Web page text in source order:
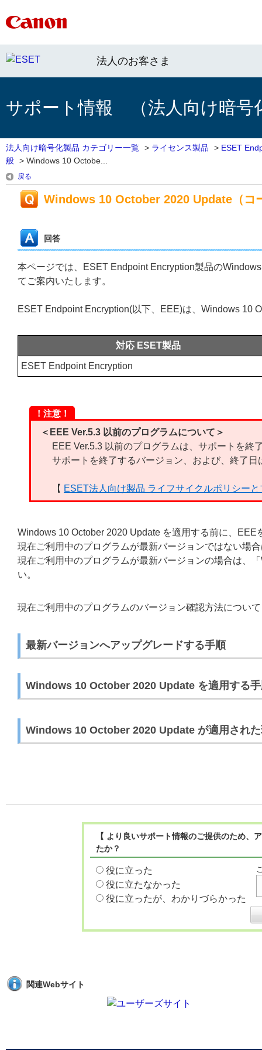
法人のお客さま
サポート情報 （法人向け暗号
法人向け暗号化製品 カテゴリー一覧 > ライセンス製品 > ESET
般 > Windows 10 Octobe...
戻る
Windows 10 October 2020 Update（コ
回答
本ページでは、ESET Endpoint Encryption製品の
てご案内いたします。
ESET Endpoint Encryption(以下、EEE)は、Windows 10
対応 ESET製品
ESET Endpoint Encryption
！注意！
＜EEE Ver.5.3 以前のプログラムについて＞
EEE Ver.5.3 以前のプログラムは、サポートを終
サポートを終了するバージョン、および、終了
【 ESET法人向け製品 ライフサイクルポリシー
Windows 10 October 2020 Update を適用する前に、EEE
現在ご利用中のプログラムが最新バージョンではない場
現在ご利用中のプログラムが最新バージョンの場合は、
い。
現在ご利用中のプログラムのバージョン確認方法について
最新バージョンへアップグレードする手順
Windows 10 October 2020 Update を適用する
Windows 10 October 2020 Update が適用され
【 より良いサポート情報のご提供のため
たか？
役に立った
役に立たなかった
役に立ったが、わかりづらかった
関連Webサイト